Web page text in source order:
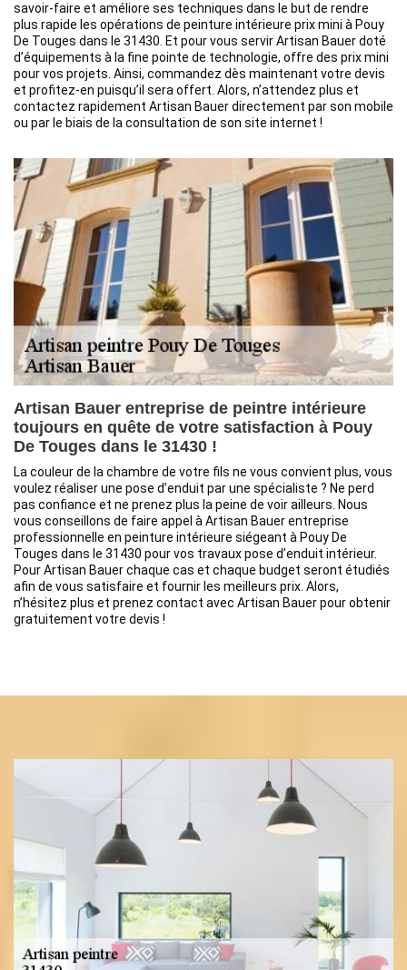
savoir-faire et améliore ses techniques dans le but de rendre
plus rapide les opérations de peinture intérieure prix mini à Pouy
De Touges dans le 31430. Et pour vous servir Artisan Bauer doté
d’équipements à la fine pointe de technologie, offre des prix mini
pour vos projets. Ainsi, commandez dès maintenant votre devis
et profitez-en puisqu’il sera offert. Alors, n’attendez plus et
contactez rapidement Artisan Bauer directement par son mobile
ou par le biais de la consultation de son site internet !
Artisan Bauer entreprise de peintre intérieure
toujours en quête de votre satisfaction à Pouy
De Touges dans le 31430 !
La couleur de la chambre de votre fils ne vous convient plus, vous
voulez réaliser une pose d’enduit par une spécialiste ? Ne perd
pas confiance et ne prenez plus la peine de voir ailleurs. Nous
vous conseillons de faire appel à Artisan Bauer entreprise
professionnelle en peinture intérieure siégeant à Pouy De
Touges dans le 31430 pour vos travaux pose d’enduit intérieur.
Pour Artisan Bauer chaque cas et chaque budget seront étudiés
afin de vous satisfaire et fournir les meilleurs prix. Alors,
n’hésitez plus et prenez contact avec Artisan Bauer pour obtenir
gratuitement votre devis !